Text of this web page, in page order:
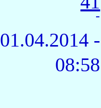
-
01.04.2014 -
08:58